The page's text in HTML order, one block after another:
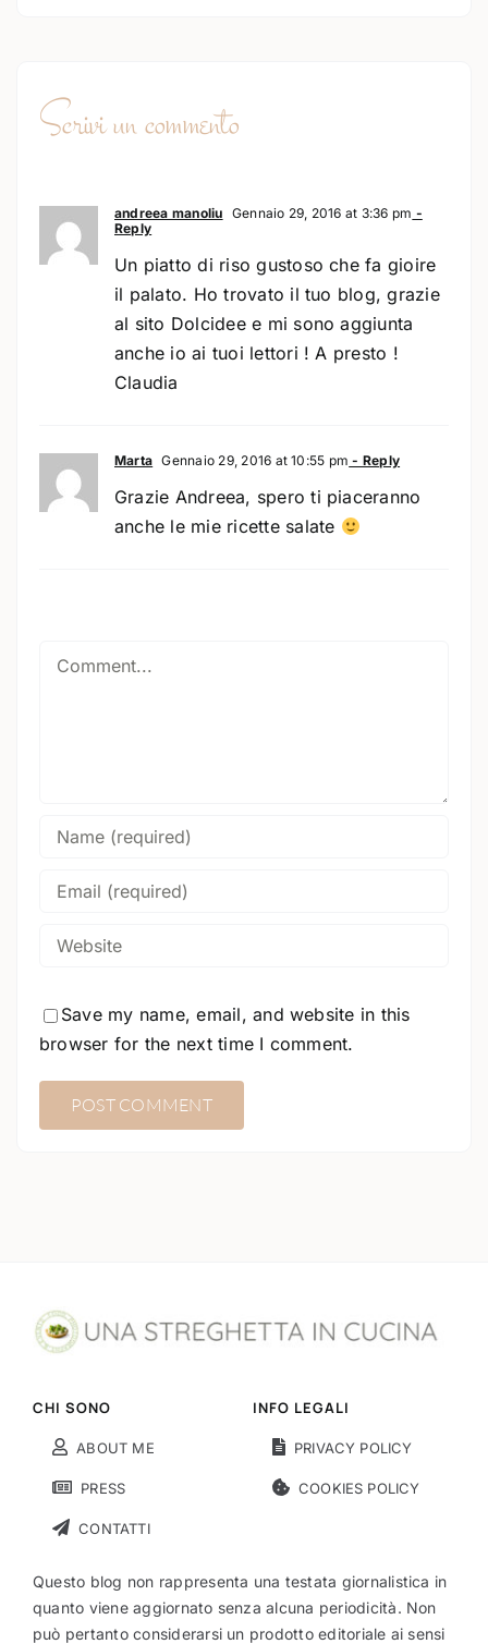
Scrivi un commento
andreea manoliu Gennaio 29, 2016 at 3:36 pm -
Reply
Un piatto di riso gustoso che fa gioire
il palato. Ho trovato il tuo blog, grazie
al sito Dolcidee e mi sono aggiunta
anche io ai tuoi lettori ! A presto !
Claudia
Marta Gennaio 29, 2016 at 10:55 pm - Reply
Grazie Andreea, spero ti piaceranno
anche le mie ricette salate
Save my name, email, and website in this
browser for the next time I comment.
CHI SONO
ABOUT ME
PRESS
CONTATTI
INFO LEGALI
PRIVACY POLICY
COOKIES POLICY
Questo blog non rappresenta una testata giornalistica in
quanto viene aggiornato senza alcuna periodicità. Non
può pertanto considerarsi un prodotto editoriale ai sensi